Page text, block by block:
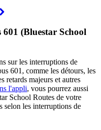
601 (Bluestar School
sur les interruptions de
601, comme les détours, les
retards majeurs et autres
l'appli, vous pourrez aussi
School Routes de votre
selon les interruptions de